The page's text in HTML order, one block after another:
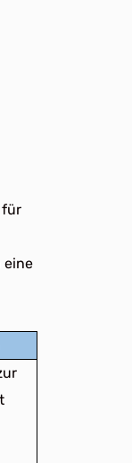
für
eine